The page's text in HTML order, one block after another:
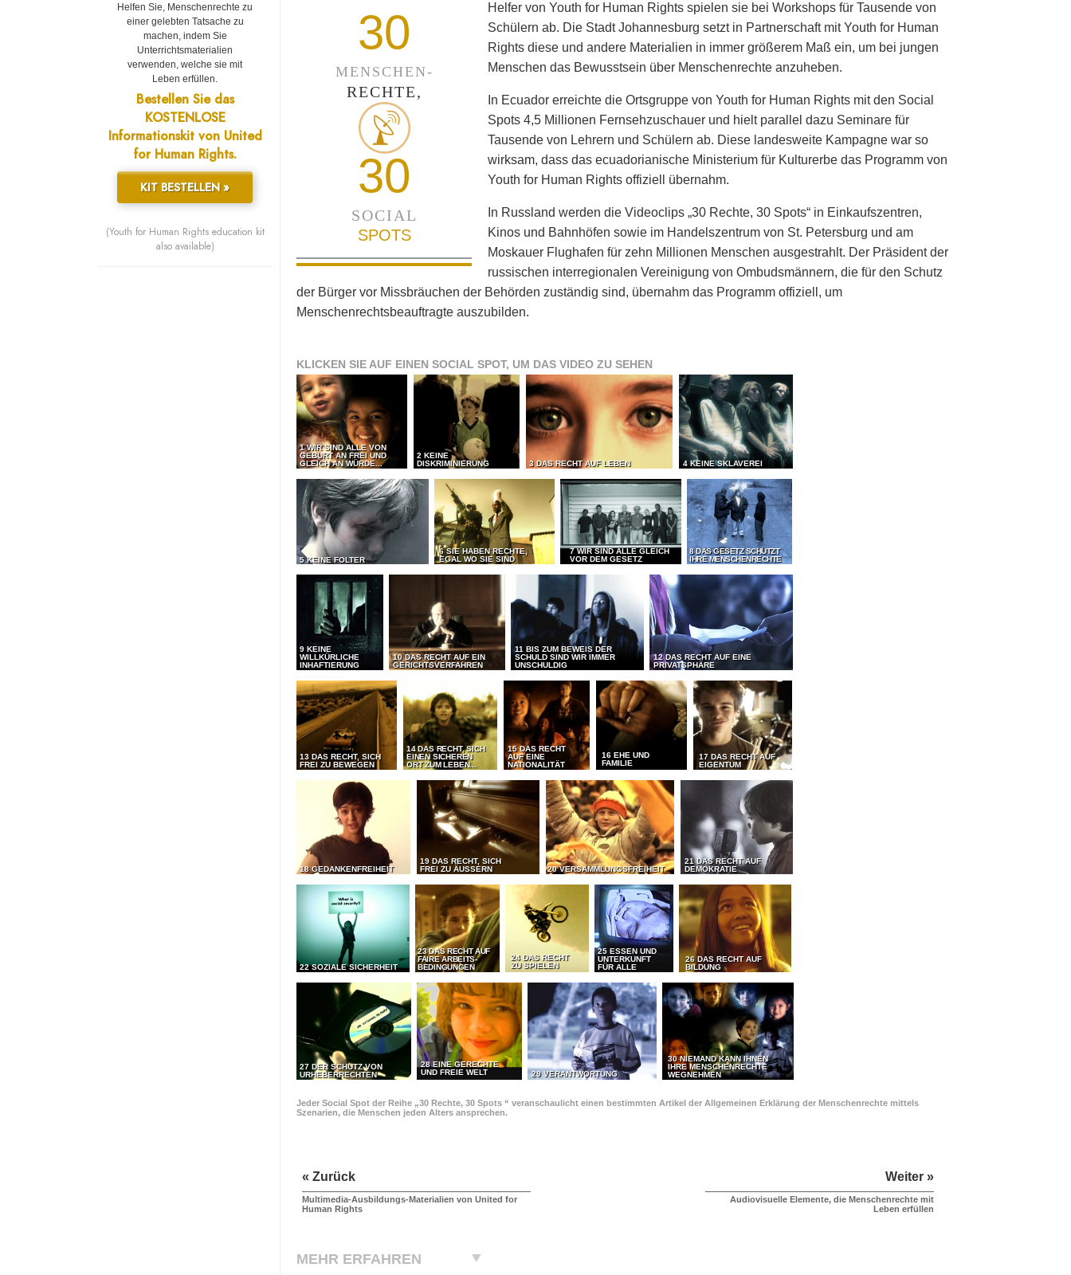
30
MENSCHEN-
RECHTE,
30
SOCIAL
SPOTS
Helfer von Youth for Human Rights spielen sie bei Workshops für Tausende von
Schülern ab. Die Stadt Johannesburg setzt in Partnerschaft mit Youth for Human
Rights diese und andere Materialien in immer größerem Maß ein, um bei jungen
Menschen das Bewusstsein über Menschenrechte anzuheben.
In Ecuador erreichte die Ortsgruppe von Youth for Human Rights mit den Social
Spots 4,5 Millionen Fernsehzuschauer und hielt parallel dazu Seminare für
Tausende von Lehrern und Schülern ab. Diese landesweite Kampagne war so
wirksam, dass das ecuadorianische Ministerium für Kulturerbe das Programm von
Youth for Human Rights offiziell übernahm.
In Russland werden die Videoclips „30 Rechte, 30 Spots“ in Einkaufszentren,
Kinos und Bahnhöfen sowie im Handelszentrum von St. Petersburg und am
Moskauer Flughafen für zehn Millionen Menschen ausgestrahlt. Der Präsident der
russischen interregionalen Vereinigung von Ombudsmännern, die für den Schutz
der Bürger vor Missbräuchen der Behörden zuständig sind, übernahm das Programm offiziell, um
Menschenrechtsbeauftragte auszubilden.
KLICKEN SIE AUF EINEN SOCIAL SPOT, UM DAS VIDEO ZU SEHEN
1 WIR SIND ALLE VON
GEBURT AN FREI UND
GLEICH AN WÜRDE...
2 KEINE
DISKRIMINIERUNG
3 DAS RECHT AUF LEBEN 4 KEINE SKLAVEREI
5 KEINE FOLTER
6 SIE HABEN RECHTE,
EGAL WO SIE SIND
7 WIR SIND ALLE GLEICH
VOR DEM GESETZ
8 DAS GESETZ SCHÜTZT
IHRE MENSCHENRECHTE
9 KEINE
WILLKÜRLICHE
INHAFTIERUNG
10 DAS RECHT AUF EIN
GERICHTSVERFAHREN
11 BIS ZUM BEWEIS DER
SCHULD SIND WIR IMMER
UNSCHULDIG
12 DAS RECHT AUF EINE
PRIVATSPHÄRE
13 DAS RECHT, SICH
FREI ZU BEWEGEN
14 DAS RECHT, SICH
EINEN SICHEREN
ORT ZUM LEBEN...
15 DAS RECHT
AUF EINE
NATIONALITÄT
16 EHE UND
FAMILIE
17 DAS RECHT AUF
EIGENTUM
18 GEDANKENFREIHEIT
19 DAS RECHT, SICH
FREI ZU ÄUSSERN
20 VERSAMMLUNGSFREIHEIT
21 DAS RECHT AUF
DEMOKRATIE
22 SOZIALE SICHERHEIT
23 DAS RECHT AUF
FAIRE ARBEITS-
BEDINGUNGEN
24 DAS RECHT
ZU SPIELEN
25 ESSEN UND
UNTERKUNFT
FÜR ALLE
26 DAS RECHT AUF
BILDUNG
27 DER SCHUTZ VON
URHEBERRECHTEN
28 EINE GERECHTE
UND FREIE WELT
29 VERANTWORTUNG
30 NIEMAND KANN IHNEN
IHRE MENSCHENRECHTE
WEGNEHMEN
Jeder Social Spot der Reihe „30 Rechte, 30 Spots “ veranschaulicht einen bestimmten Artikel der Allgemeinen Erklärung der Menschenrechte mittels
Szenarien, die Menschen jeden Alters ansprechen.
« Zurück
Multimedia-Ausbildungs-Materialien von United for
Human Rights
Weiter »
Audiovisuelle Elemente, die Menschenrechte mit
Leben erfüllen
MEHR ERFAHREN
Helfen Sie, Menschenrechte zu
einer gelebten Tatsache zu
machen, indem Sie
Unterrichtsmaterialien
verwenden, welche sie mit
Leben erfüllen.
Bestellen Sie das
KOSTENLOSE
Informationskit von United
for Human Rights.
KIT BESTELLEN »
(Youth for Human Rights education kit
also available)